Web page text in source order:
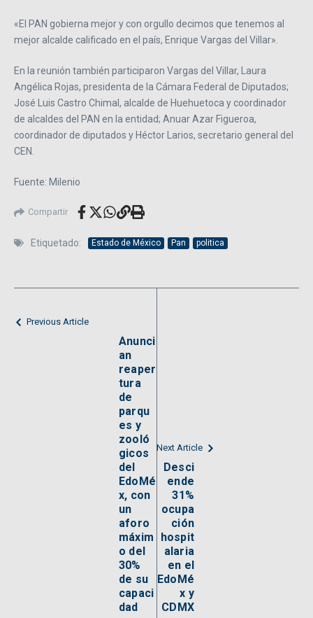
«El PAN gobierna mejor y con orgullo decimos que tenemos al
mejor alcalde calificado en el país, Enrique Vargas del Villar».
En la reunión también participaron Vargas del Villar, Laura
Angélica Rojas, presidenta de la Cámara Federal de Diputados;
José Luis Castro Chimal, alcalde de Huehuetoca y coordinador
de alcaldes del PAN en la entidad; Anuar Azar Figueroa,
coordinador de diputados y Héctor Larios, secretario general del
CEN.
Fuente: Milenio
Compartir
Etiquetado: Estado de México Pan politica
Previous Article
Anunci
an
reaper
tura
de
parqu
es y
zooló
gicos
del
EdoMé
x, con
un
aforo
máxim
o del
30%
de su
capaci
dad
Next Article
Desci
ende
31%
ocupa
ción
hospit
alaria
en el
EdoMé
x y
CDMX